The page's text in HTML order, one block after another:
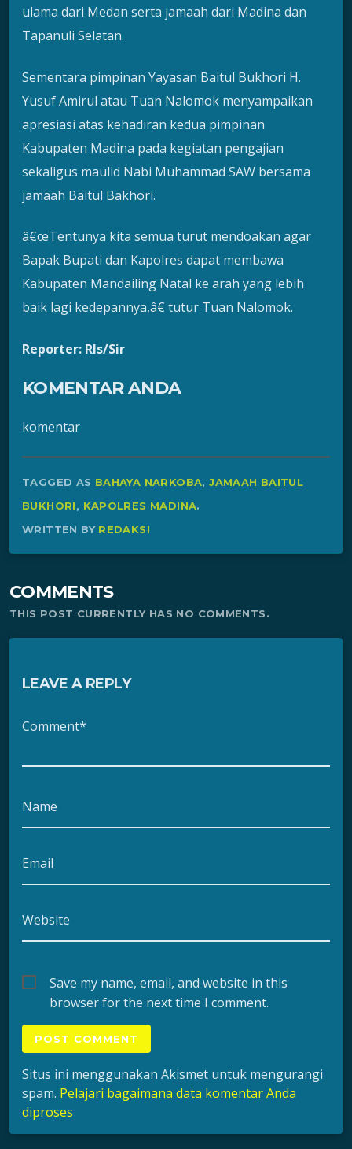
ulama dari Medan serta jamaah dari Madina dan
Tapanuli Selatan.
Sementara pimpinan Yayasan Baitul Bukhori H.
Yusuf Amirul atau Tuan Nalomok menyampaikan
apresiasi atas kehadiran kedua pimpinan
Kabupaten Madina pada kegiatan pengajian
sekaligus maulid Nabi Muhammad SAW bersama
jamaah Baitul Bakhori.
â€œTentunya kita semua turut mendoakan agar
Bapak Bupati dan Kapolres dapat membawa
Kabupaten Mandailing Natal ke arah yang lebih
baik lagi kedepannya,â€ tutur Tuan Nalomok.
Reporter: Rls/Sir
KOMENTAR ANDA
komentar
TAGGED AS BAHAYA NARKOBA,JAMAAH BAITUL
BUKHORI, KAPOLRES MADINA.
WRITTEN BY REDAKSI
COMMENTS
THIS POST CURRENTLY HAS NO COMMENTS.
LEAVE A REPLY
Comment*
Name
Email
Website
Save my name, email, and website in this
browser for the next time I comment.
Situs ini menggunakan Akismet untuk mengurangi
spam. Pelajari bagaimana data komentar Anda
diproses